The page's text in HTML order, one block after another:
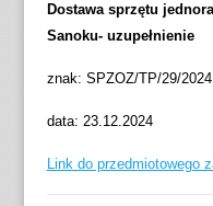
Dostawa sprzętu
Sanoku- uzupełnienie
znak: SPZOZ/TP/29/2024
data: 23.12.2024
Link do przedmiotowego